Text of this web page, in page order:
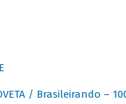
/ Brasileirando –